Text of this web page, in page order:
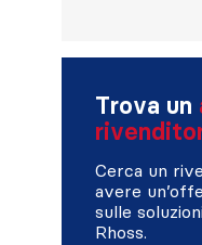
Trova un
Cerca un
avere
sulle
Rhoss.